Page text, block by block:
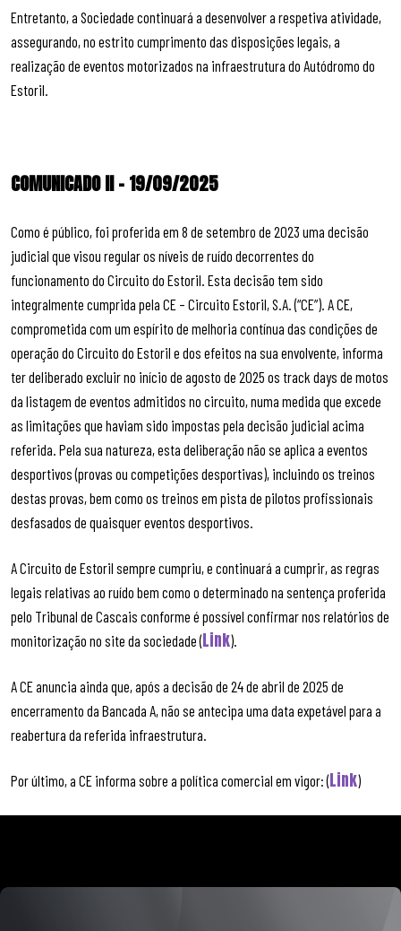
Entretanto, a Sociedade continuará a desenvolver a respetiva atividade,
assegurando, no estrito cumprimento das disposições legais, a
realização de eventos motorizados na infraestrutura do Autódromo do
Estoril.
COMUNICADO II – 19/09/2025
Como é público, foi proferida em 8 de setembro de 2023 uma decisão
judicial que visou regular os níveis de ruído decorrentes do
funcionamento do Circuito do Estoril. Esta decisão tem sido
integralmente cumprida pela CE – Circuito Estoril, S.A. (“CE”). A CE,
comprometida com um espírito de melhoria contínua das condições de
operação do Circuito do Estoril e dos efeitos na sua envolvente, informa
ter deliberado excluir no início de agosto de 2025 os track days de motos
da listagem de eventos admitidos no circuito, numa medida que excede
as limitações que haviam sido impostas pela decisão judicial acima
referida. Pela sua natureza, esta deliberação não se aplica a eventos
desportivos (provas ou competições desportivas), incluindo os treinos
destas provas, bem como os treinos em pista de pilotos profissionais
desfasados de quaisquer eventos desportivos.
A Circuito de Estoril sempre cumpriu, e continuará a cumprir, as regras
legais relativas ao ruído bem como o determinado na sentença proferida
pelo Tribunal de Cascais conforme é possível confirmar nos relatórios de
monitorização no site da sociedade (Link).
A CE anuncia ainda que, após a decisão de 24 de abril de 2025 de
encerramento da Bancada A, não se antecipa uma data expetável para a
reabertura da referida infraestrutura.
Por último, a CE informa sobre a política comercial em vigor: (Link)